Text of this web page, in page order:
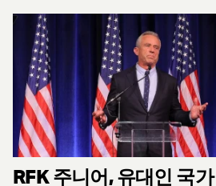
RFK 주니어, 유대인 국가